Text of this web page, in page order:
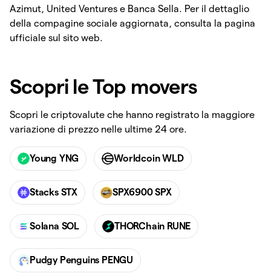
Azimut, United Ventures e Banca Sella. Per il dettaglio
della compagine sociale aggiornata, consulta la pagina
ufficiale sul sito web.
Scopri le Top movers
Scopri le criptovalute che hanno registrato la maggiore
variazione di prezzo nelle ultime 24 ore.
Young YNG Worldcoin WLD
Stacks STX SPX6900 SPX
Solana SOL THORChain RUNE
Pudgy Penguins PENGU